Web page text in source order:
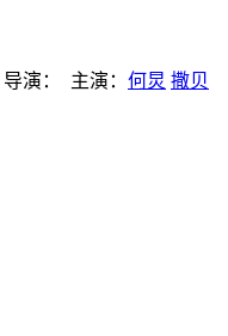
导演： 主演： 何炅 撒贝